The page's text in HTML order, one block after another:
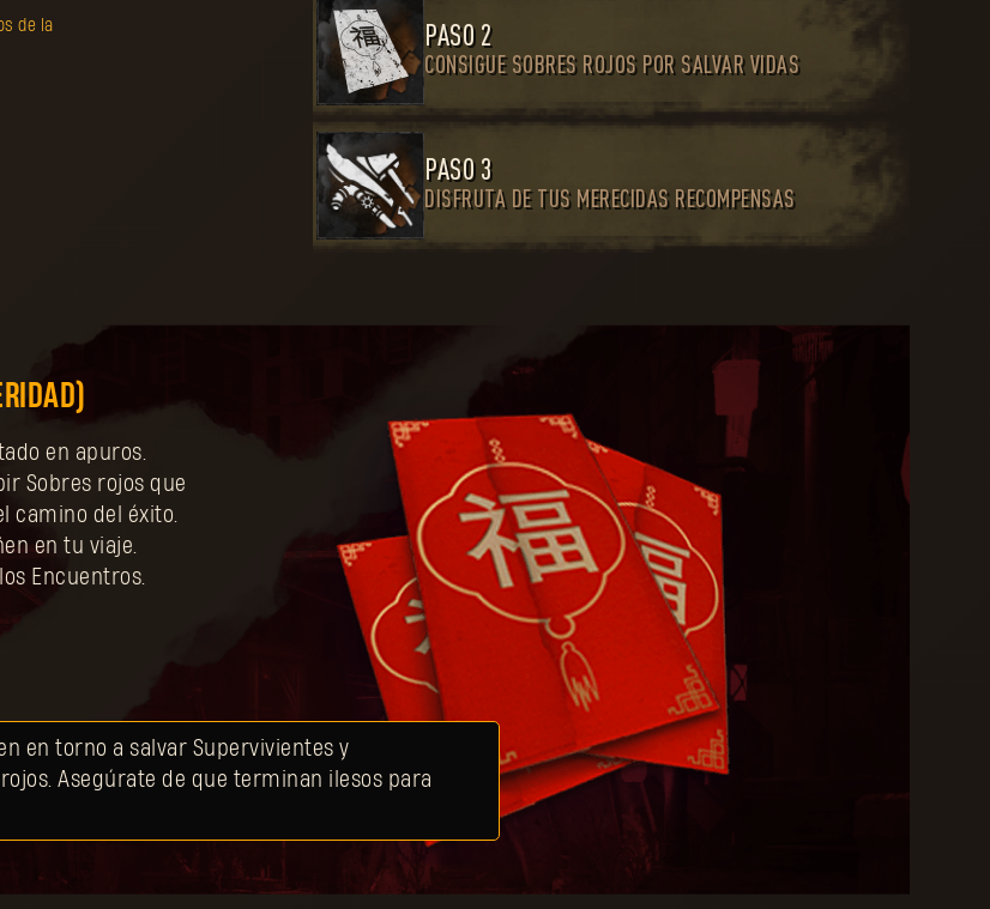
de la
PASO 2
CONSIGUE SOBRES ROJOS POR SALVAR VIDAS
PASO 3
DISFRUTA DE TUS MERECIDAS RECOMPENSAS
en apuros.
Sobres rojos que
camino del éxito.
en tu viaje.
Encuentros.
en torno a salvar Supervivientes y
Asegúrate de que terminan ilesos para